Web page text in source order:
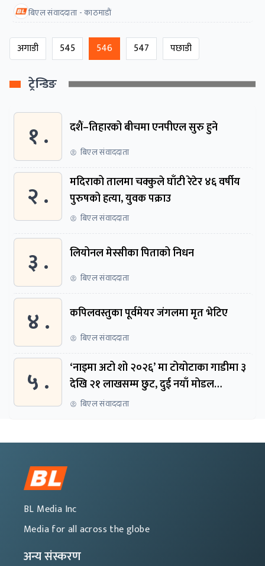
बिएल संवाददाता - काठमाडाैं
अगाडी 545 546 547 पछाडी
ट्रेन्डिङ
१ . दशैं–तिहारको बीचमा एनपीएल सुरु हुने
बिएल संवाददाता
२ .
मदिराको तालमा चक्कुले घाँटी रेटेर ४६ वर्षीय
पुरुषको हत्या, युवक पक्राउ
बिएल संवाददाता
३ . लियोनल मेस्सीका पिताको निधन
बिएल संवाददाता
४ . कपिलवस्तुका पूर्वमेयर जंगलमा मृत भेटिए
बिएल संवाददाता
५ .
‘नाइमा अटो शो २०२६’ मा टोयोटाका गाडीमा ३
देखि २१ लाखसम्म छुट, दुई नयाँ मोडल
सार्वजनिक हुने
बिएल संवाददाता
BL Media Inc
Media for all across the globe
अन्य संस्करण